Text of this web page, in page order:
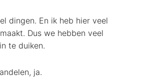
dingen. En ik heb hier veel
Dus we hebben veel
te duiken.
ja.